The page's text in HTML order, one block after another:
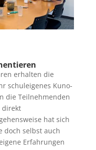
erhalten die
schuleigenes Kuno-
die Teilnehmenden
direkt
hat sich
doch selbst auch
Erfahrungen